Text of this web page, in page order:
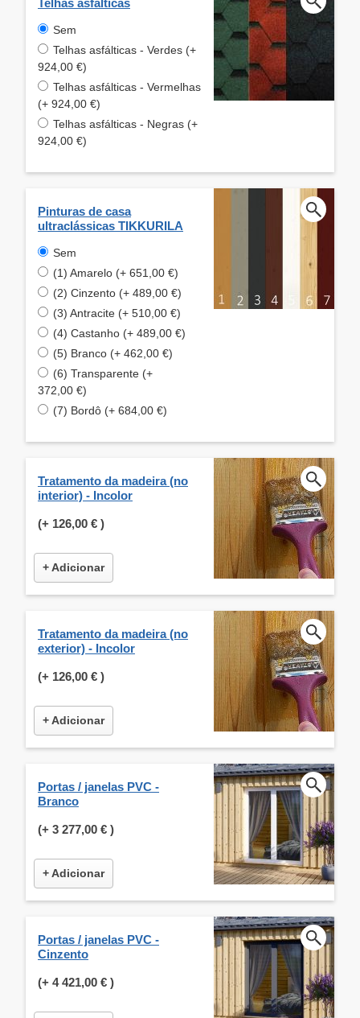
Sem
Telhas asfálticas - Verdes (+
924,00 €)
Telhas asfálticas - Vermelhas
(+ 924,00 €)
Telhas asfálticas - Negras (+
924,00 €)
Pinturas de casa
ultraclássicas TIKKURILA
Sem
(1) Amarelo (+ 651,00 €)
(2) Cinzento (+ 489,00 €)
(3) Antracite (+ 510,00 €)
(4) Castanho (+ 489,00 €)
(5) Branco (+ 462,00 €)
(6) Transparente (+
372,00 €)
(7) Bordô (+ 684,00 €)
Tratamento da madeira (no
interior) - Incolor
(+ 126,00 € )
+ Adicionar
Tratamento da madeira (no
exterior) - Incolor
(+ 126,00 € )
+ Adicionar
Portas / janelas PVC -
Branco
(+ 3 277,00 € )
+ Adicionar
Portas / janelas PVC -
Cinzento
(+ 4 421,00 € )